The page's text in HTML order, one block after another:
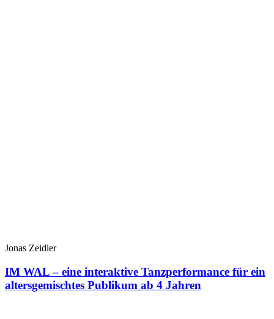
Jonas Zeidler
IM WAL – eine interaktive Tanzperformance für ein
altersgemischtes Publikum ab 4 Jahren